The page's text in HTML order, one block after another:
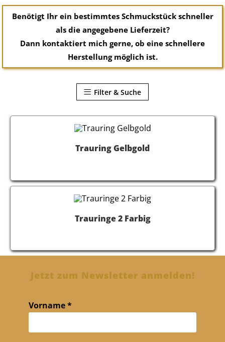
Benötigt Ihr ein bestimmtes Schmuckstück schneller
als die angegebene Lieferzeit?
Dann kontaktiert mich gerne, ob eine schnellere
Herstellung möglich ist.
Filter & Suche
Trauring Gelbgold
Trauringe 2 Farbig
Jetzt zum Newsletter anmelden!
Vorname*